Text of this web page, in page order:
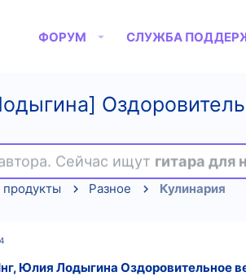
ФОРУМ СЛУЖБА
Сейчас ищут гитара для
Разное Кулинария
Юлия Лодыгина Оздоровительное